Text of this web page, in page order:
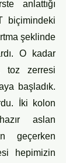
anlattığı
biçimindeki
şeklinde
O kadar
toz zerresi
başladık.
İki kolon
aslan
geçerken
hepimizin